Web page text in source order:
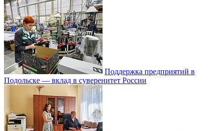
Поддержка предприятий в
Подольске — вклад в суверенитет России